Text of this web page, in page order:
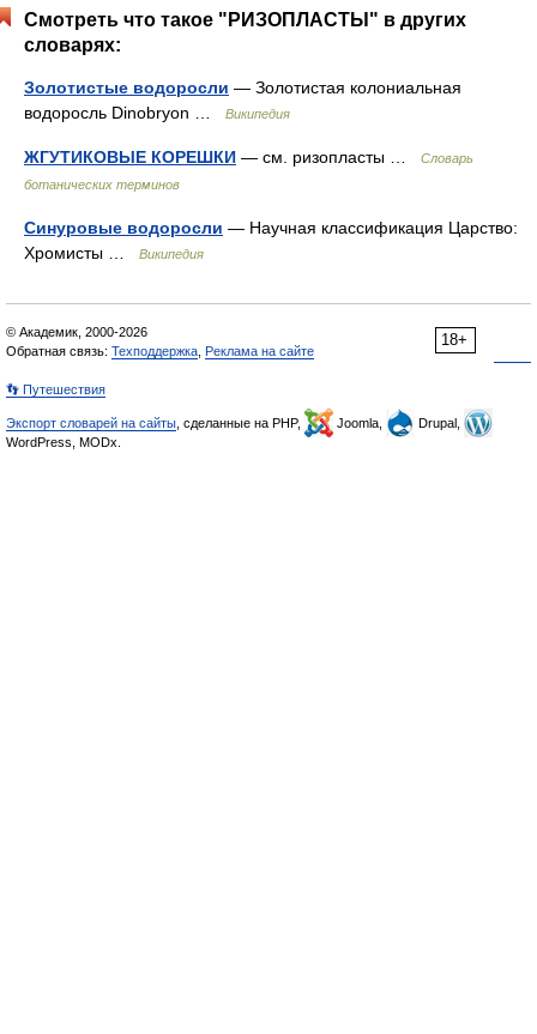
Смотреть что такое "РИЗОПЛАСТЫ" в других
словарях:
Золотистые водоросли — Золотистая колониальная
водоросль Dinobryon …
Википедия
ЖГУТИКОВЫЕ КОРЕШКИ — см. ризопласты …
Словарь
ботанических терминов
Синуровые водоросли — Научная классификация Царство:
Хромисты …
Википедия
18+
© Академик, 2000-2026
Обратная связь: Техподдержка Реклама на сайте
👣 Путешествия
Экспорт словарей на сайты , сделанные на PHP, Joomla,
Drupal,
WordPress, MODx.